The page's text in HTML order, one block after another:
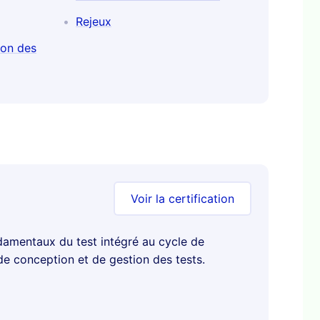
Rejeux
des
Voir la certification
du test intégré au cycle de
conception et de gestion des tests.